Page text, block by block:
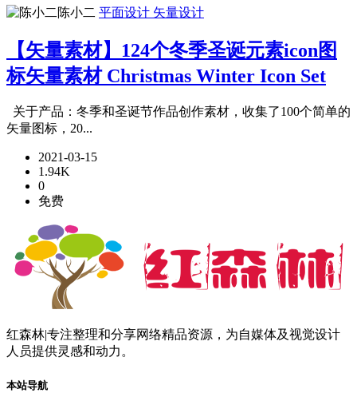
陈小二 平面设计 矢量设计
【矢量素材】124个冬季圣诞元素icon图
标矢量素材 Christmas Winter Icon Set
关于产品：冬季和圣诞节作品创作素材，收集了100个简单的
矢量图标，20...
2021-03-15
1.94K
0
免费
红森林|专注整理和分享网络精品资源，为自媒体及视觉设计
人员提供灵感和动力。
本站导航